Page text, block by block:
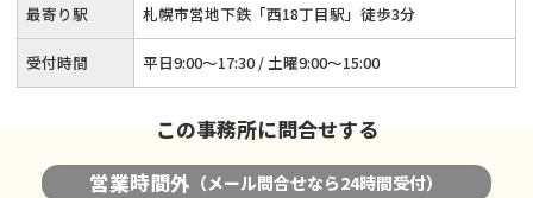
最寄り駅 札幌市営地下鉄「西18丁目駅」徒歩3分
受付時間 平日9:00～17:30 / 土曜9:00～15:00
この事務所に問合せする
営業時間外 （メール問合せなら24時間受付）